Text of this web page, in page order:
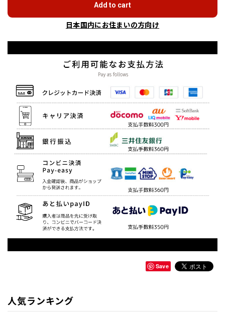
Add to cart
日本国内にお住まいの方向け
Save
人気ランキング